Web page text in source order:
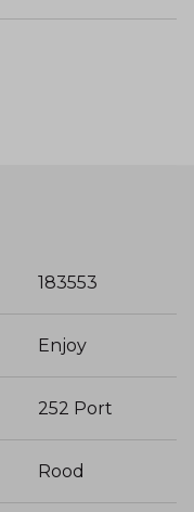
183553
Enjoy
252 Port
Rood